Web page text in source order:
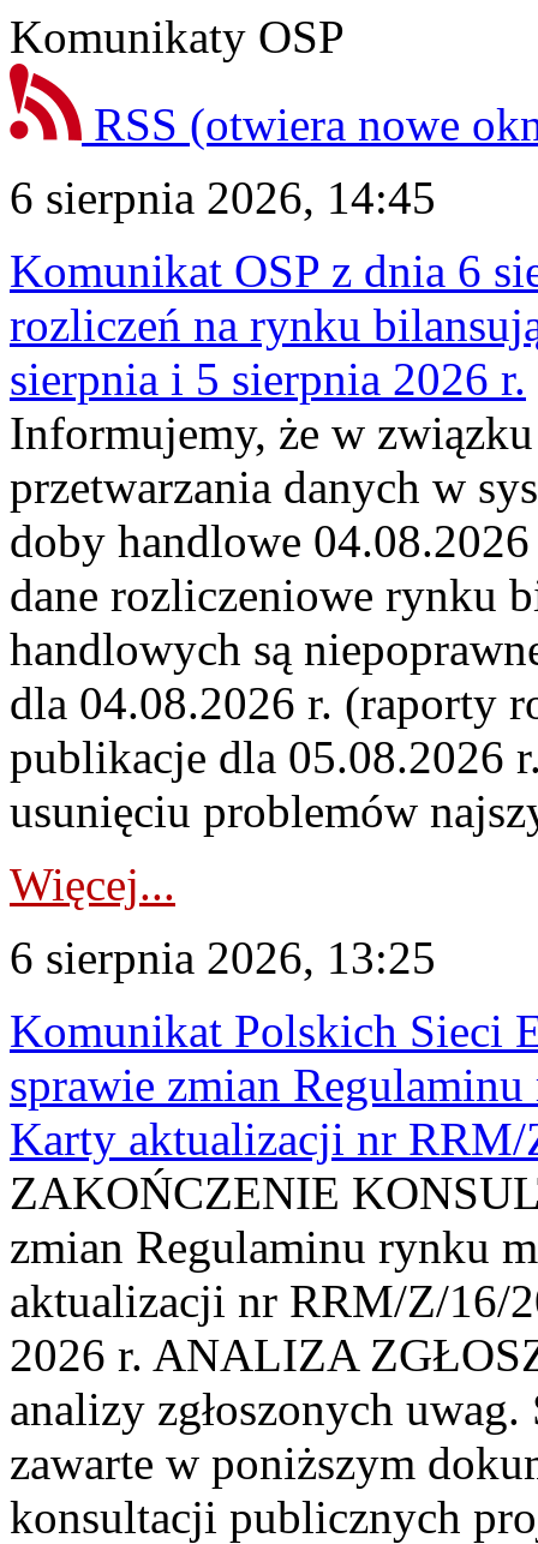
Komunikaty OSP
RSS (otwiera nowe
6 sierpnia 2026, 14:45
Komunikat OSP z dnia 6
rozliczeń na rynku
sierpnia i 5 sierpnia 2026 r.
Informujemy, że w
przetwarzania danych w
doby handlowe
dane rozliczeniowe rynku
handlowych są
dla 04.08.2026 r. (raporty
publikacje dla 05.08.2026
usunięciu problemów
Więcej...
6 sierpnia 2026, 13:25
Komunikat Polskich Sieci
sprawie zmian
Karty aktualizacji nr
ZAKOŃCZENIE
zmian Regulaminu rynku
aktualizacji nr RRM/Z/16/
2026 r. ANALIZA
analizy zgłoszonych
zawarte w poniższym
konsultacji publicznych